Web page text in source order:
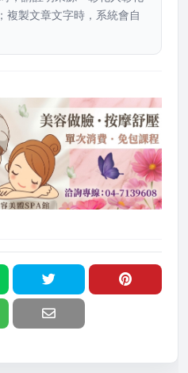
；複製文章文字時，系統會自